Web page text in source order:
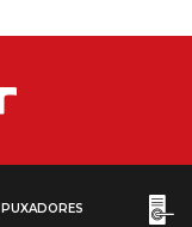
PUXADORES